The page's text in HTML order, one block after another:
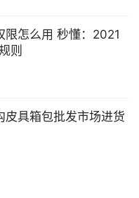
限怎么用 秒懂：2021
则
皮具箱包批发市场进货